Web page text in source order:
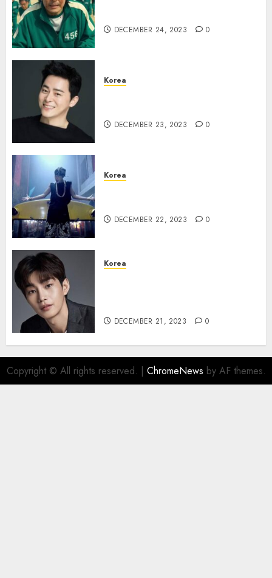
DECEMBER 24, 2023 0
Korea
DECEMBER 23, 2023 0
Korea
DECEMBER 22, 2023 0
Korea
DECEMBER 21, 2023 0
Copyright © All rights reserved. | ChromeNews by AF themes.